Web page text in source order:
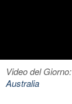
Video del Giorno:
Australia